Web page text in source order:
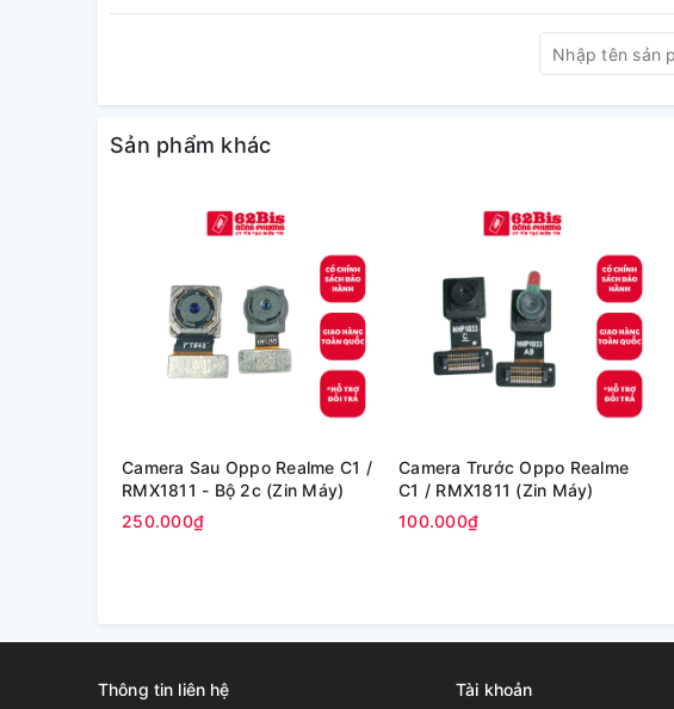
Sản phẩm khác
Camera Sau Oppo Realme C1 /
RMX1811 - Bộ 2c (Zin Máy)
250.000₫
Camera Trước Oppo Realme
C1 / RMX1811 (Zin Máy)
100.000₫
Thông tin liên hệ
Tài khoản